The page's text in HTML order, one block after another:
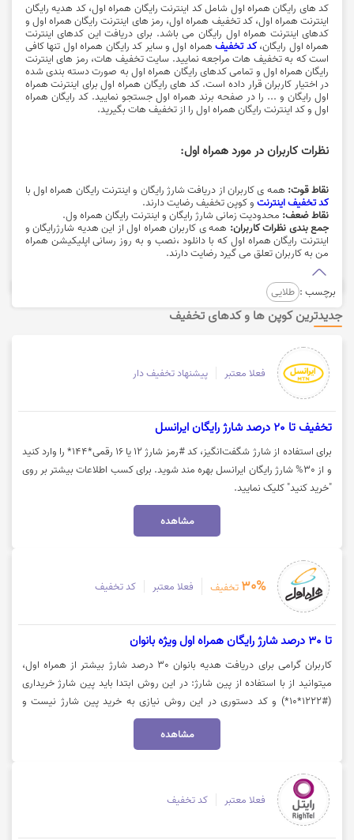
کد های رایگان همراه اول شامل کد اینترنت رایگان همراه اول، کد هدیه رایگان
اینترنت همراه اول، کد تخفیف همراه اول، رمز های اینترنت رایگان همراه اول و
کدهای اینترنت همراه اول رایگان می باشد. برای دریافت این کدهای اینترنت
همراه اول رایگان،کد تخفیفهمراه اول و سایر کد رایگان همراه اول تنها کافی
است که به تخفیف هات مراجعه نمایید. سایت تخفیف هات، رمز های اینترنت
رایگان همراه اول و تمامی کدهای رایگان همراه اول به صورت دسته بندی شده
در اختیار کاربران قرار داده است. کد های رایگان همراه اول برای اینترنت همراه
اول رایگان و ... را در صفحه برند همراه اول جستجو نمایید. کد رایگان همراه
اول و کد اینترنت رایگان همراه اول را از تخفیف هات بگیرید.
نظرات کاربران در مورد همراه اول:
نقاط قوت: همه ی کاربران از دریافت شارژ رایگان و اینترنت رایگان همراه اول با
کد تخفیف اینترنتو کوپن تخفیف رضایت دارند.
نقاط ضعف: محدودیت زمانی شارژ رایگان و اینترنت رایگان همراه ول.
جمع بندی نظرات کاربران: همه ی کاربران همراه اول از این هدیه شارژرایگان و
اینترنت رایگان همراه اول که با دانلود ،نصب و به روز رسانی اپلیکیشن همراه
من به کاربران تعلق می گیرد رضایت دارند.
برچسب : طلایی
جدیدترین کوپن ها و کدهای تخفیف
فعلا معتبر پیشنهاد تخفیف دار
تخفیف تا 20 درصد شارژ رایگان ایرانسل
برای استفاده از شارژ شگفت‌انگیز، کد #رمز شارژ ۱۲ یا ۱۶ رقمی*۱۴۴* را وارد کنید
و از 30% شارژ رایگان ایرانسل بهره مند شوید. برای کسب اطلاعات بیشتر بر روی
"خرید کنید" کلیک نمایید.
مشاهده
30% تخفیف فعلا معتبر کد تخفیف
تا 30 درصد شارژ رایگان همراه اول ویژه بانوان
کاربران گرامی برای دریافت هدیه بانوان 30 درصد شارژ بیشتر از همراه اول،
میتوانید از با استفاده از پین شارژ: در این روش ابتدا باید پین شارژ خریداری
(#1222*10*) و کد دستوری در این روش نیازی به خرید پین شارژ نیست و
مستقیما با شماره گیری #14*1* و پرداخت با استفاده از کارت بانکی اقدام به
افزایش اعتبار و دریافت هدیه شارژ بانوان نمود. جهت اطلاعات بیشتر روی گزینه
مشاهده
فعلا معتبر کد تخفیف